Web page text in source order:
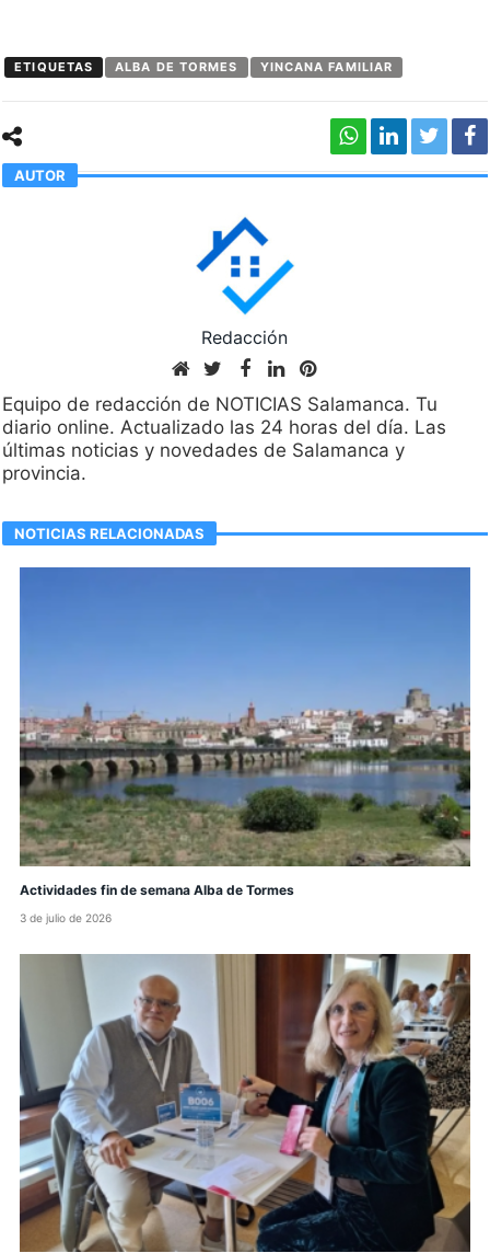
ETIQUETAS ALBA DE TORMES YINCANA FAMILIAR
AUTOR
Redacción
Equipo de redacción de NOTICIAS Salamanca. Tu
diario online. Actualizado las 24 horas del día. Las
últimas noticias y novedades de Salamanca y
provincia.
NOTICIAS RELACIONADAS
Actividades fin de semana Alba de Tormes
3 de julio de 2026